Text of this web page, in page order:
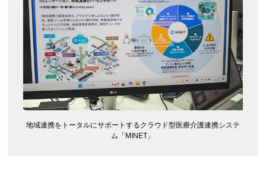
地域連携をトータルにサポートするクラウド型医療介護連携システ
ム「MINET」